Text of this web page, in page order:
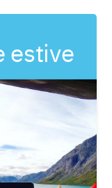
estive